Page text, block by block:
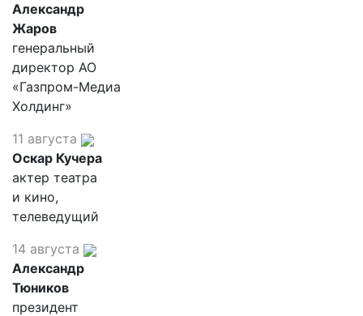
Александр
Жаров
генеральный
директор АО
«Газпром-Медиа
Холдинг»
11 августа
Оскар Кучера
актер театра
и кино,
телеведущий
14 августа
Александр
Тюников
президент